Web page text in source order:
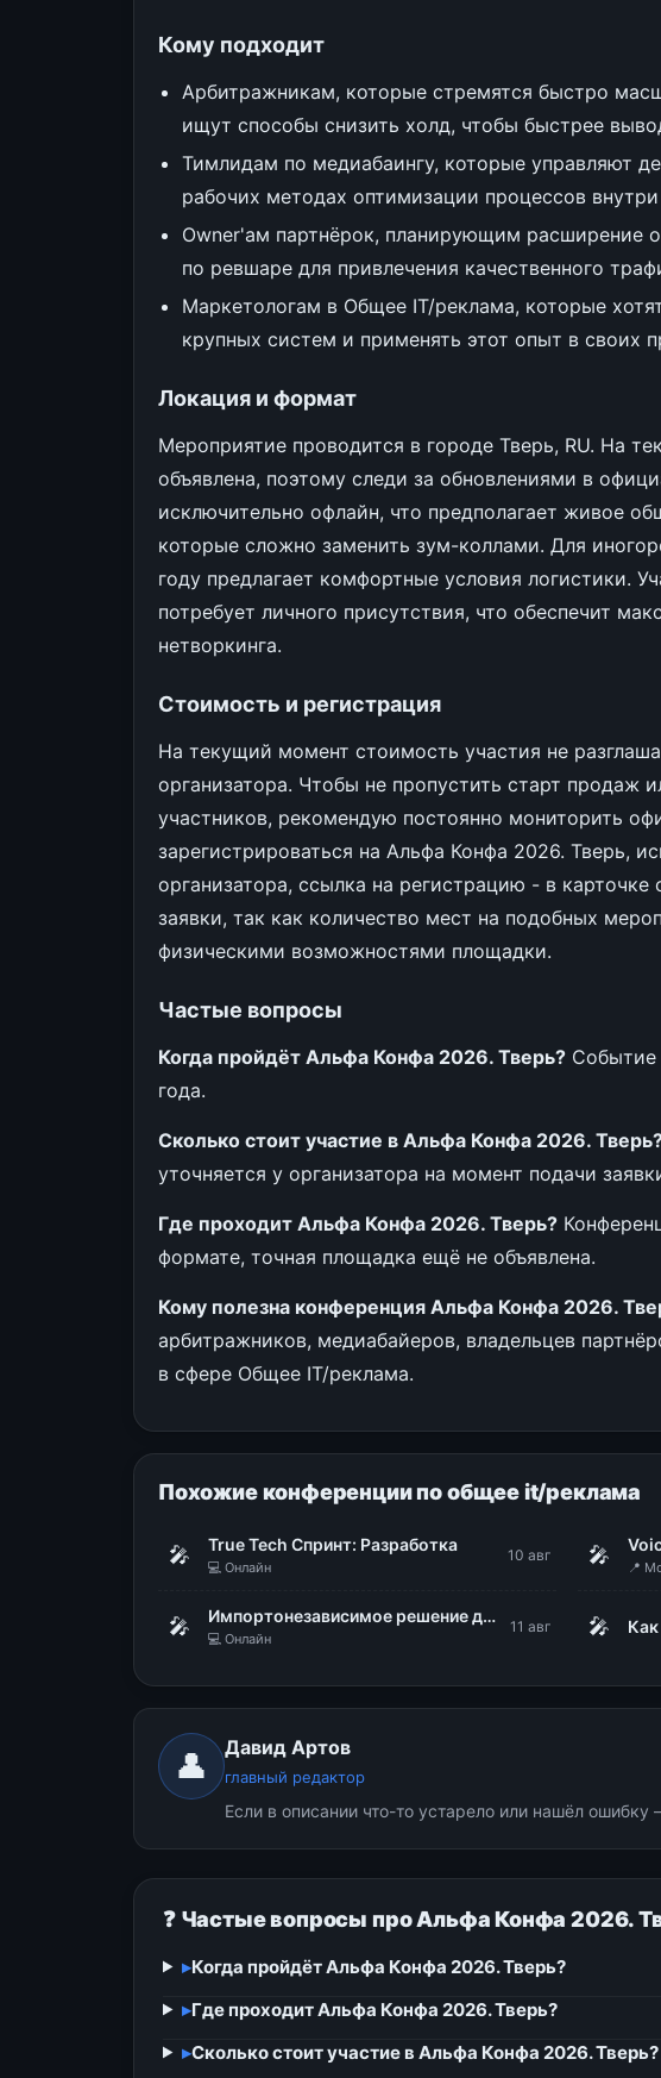
Кому подходит
Арбитражникам, которые стремятся быстро
ищут способы снизить холд, чтобы быстрее
Тимлидам по медиабаингу, которые управляют
рабочих методах оптимизации процессов
Owner'ам партнёрок, планирующим расширение
по ревшаре для привлечения качественного
Маркетологам в Общее IT/реклама, которые
крупных систем и применять этот опыт в своих
Локация и формат
Мероприятие проводится в городе Тверь, RU. На
объявлена, поэтому следи за обновлениями в
исключительно офлайн, что предполагает живое
которые сложно заменить зум-коллами. Для
году предлагает комфортные условия логистики.
потребует личного присутствия, что обеспечит
нетворкинга.
Стоимость и регистрация
На текущий момент стоимость участия не
организатора. Чтобы не пропустить старт продаж
участников, рекомендую постоянно мониторить
зарегистрироваться на Альфа Конфа 2026. Тверь,
организатора, ссылка на регистрацию - в карточке
заявки, так как количество мест на подобных
физическими возможностями площадки.
Частые вопросы
Когда пройдёт Альфа Конфа 2026. Тверь? Событие
года.
Сколько стоит участие в Альфа Конфа 2026.
уточняется у организатора на момент подачи
Где проходит Альфа Конфа 2026. Тверь?
формате, точная площадка ещё не объявлена.
Кому полезна конференция Альфа Конфа 2026.
арбитражников, медиабайеров, владельцев
в сфере Общее IT/реклама.
Похожие конференции по общее it/реклама
🎤 True Tech Спринт: Разработка
💻 Онлайн
10 авг 🎤
📍
🎤 Импортонезависимое решение для построения надежной ИТ-инфраструктуры. Безопасная виртуализация zVirt от Orion Soft
💻 Онлайн
11 авг 🎤
👤 Давид Артов
главный редактор
Если в описании что-то устарело или нашёл
❓ Частые вопросы про Альфа Конфа 2026.
▸Когда пройдёт Альфа Конфа 2026. Тверь?
▸Где проходит Альфа Конфа 2026. Тверь?
▸Сколько стоит участие в Альфа Конфа 2026. Тверь?